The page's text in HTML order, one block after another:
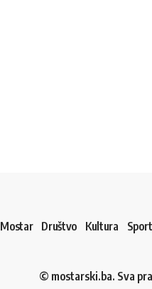
Mostar Društvo Kultura Sport
© mostarski.ba. Sva